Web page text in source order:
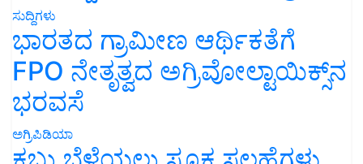
ಸುದ್ದಿಗಳು
ಭಾರತದ ಗ್ರಾಮೀಣ ಆರ್ಥಿಕತೆಗೆ
FPO ನೇತೃತ್ವದ ಅಗ್ರಿವೋಲ್ಟಾಯಿಕ್ಸ್‌ನ
ಭರವಸೆ
ಅಗ್ರಿಪಿಡಿಯಾ